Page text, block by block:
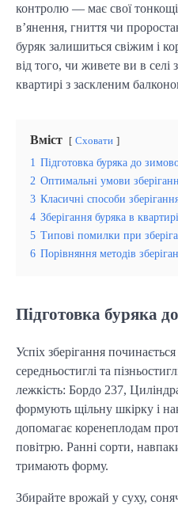
контролю — має свої
в’янення, гниття чи
буряк залишиться свіжим і
від того, чи живете ви в
квартирі з заскленим
Вміст Сховати
1 Підготовка буряка до
2 Оптимальні умови
3 Класичні способи
4 Зберігання буряка в
5 Типові помилки при
6 Порівняння методів
Підготовка буряка
Успіх зберігання
середньостиглі та
лежкість: Бордо 237,
формують щільну шкірку і
допомагає коренеплодам
повітрю. Ранні сорти,
тримають форму.
Збирайте врожай у суху,